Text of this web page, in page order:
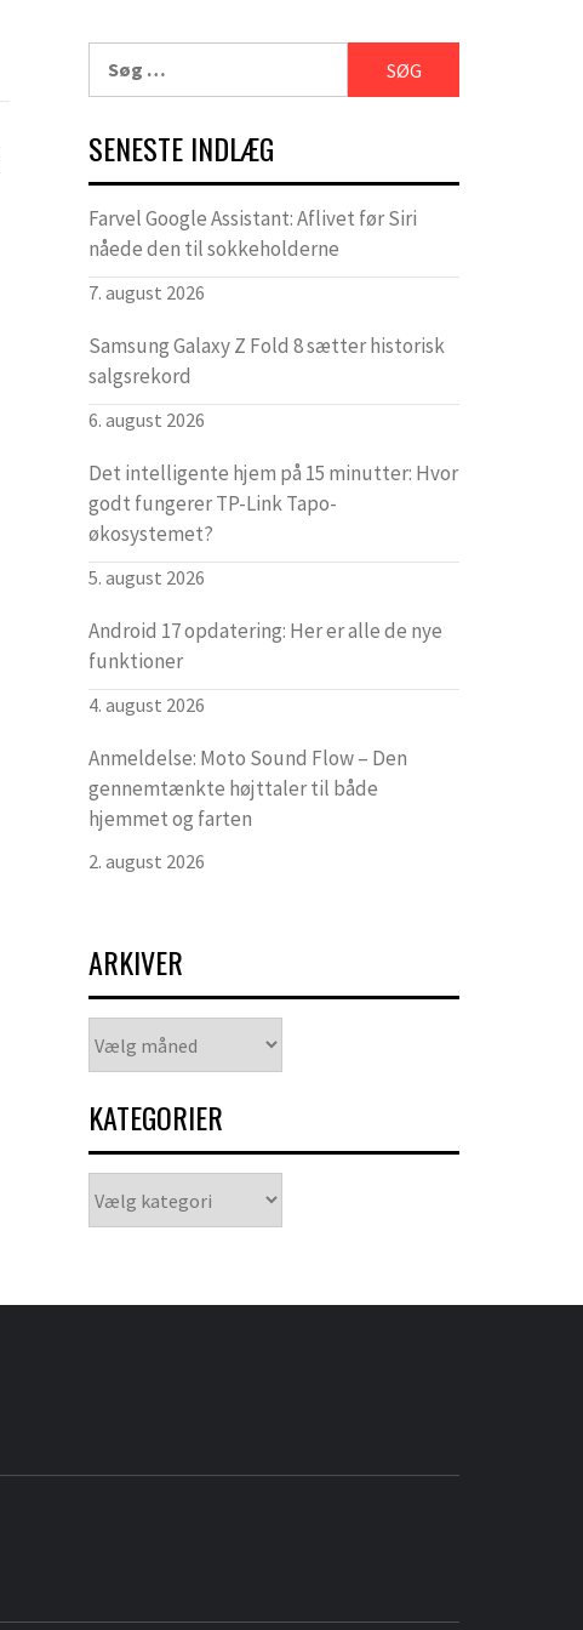
efter:
SENESTE INDLÆG
Farvel Google Assistant: Aflivet før Siri
nåede den til sokkeholderne
7. august 2026
Samsung Galaxy Z Fold 8 sætter historisk
salgsrekord
6. august 2026
Det intelligente hjem på 15 minutter: Hvor
godt fungerer TP-Link Tapo-
økosystemet?
5. august 2026
Android 17 opdatering: Her er alle de nye
funktioner
4. august 2026
Anmeldelse: Moto Sound Flow – Den
gennemtænkte højttaler til både
hjemmet og farten
2. august 2026
ARKIVER
KATEGORIER